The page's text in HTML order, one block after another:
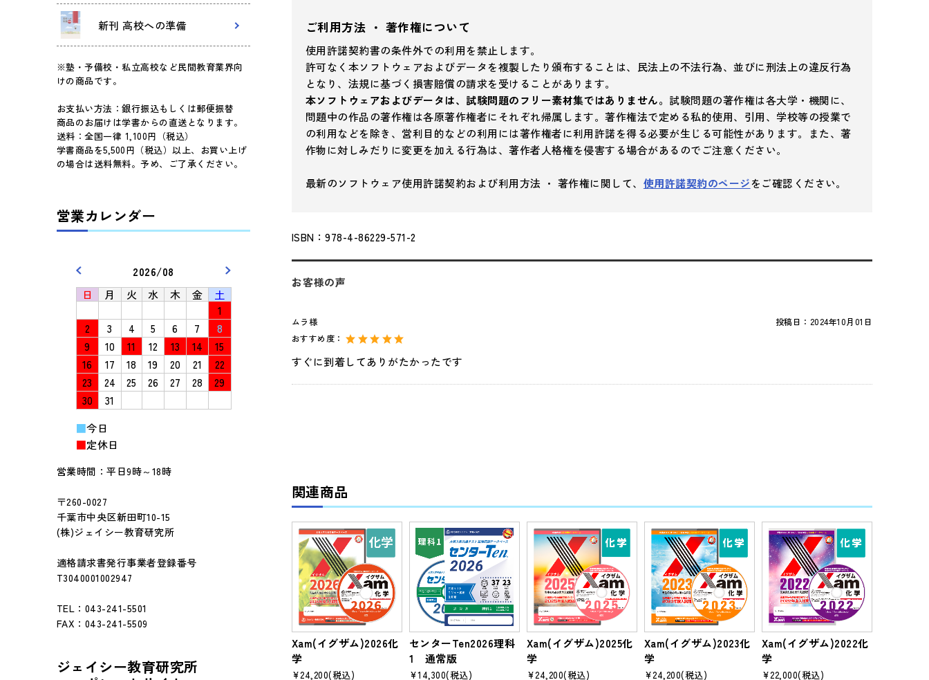
ご利用方法 ・ 著作権について
使用許諾契約書の条件外での利用を禁止します。
許可なく本ソフトウェアおよびデータを複製したり頒布することは、民法上の不法行為、並びに刑法上の違反行為
となり、法規に基づく損害賠償の請求を受けることがあります。
本ソフトウェアおよびデータは、試験問題のフリー素材集ではありません。 試験問題の著作権は各大学・機関に、
問題中の作品の著作権は各原著作権者にそれぞれ帰属します。著作権法で定める私的使用、引用、学校等の授業で
の利用などを除き、営利目的などの利用には著作権者に利用許諾を得る必要が生じる可能性があります。また、著
作物に対しみだりに変更を加える行為は、著作者人格権を侵害する場合があるのでご注意ください。
最新のソフトウェア使用許諾契約および利用方法 ・ 著作権に関して、 使用許諾契約のページをご確認ください。
ISBN：978-4-86229-571-2
お客様の声
ムラ様 投稿日： 2024年10月01日
おすすめ度：
すぐに到着してありがたかったです
関連商品
Xam(イグザム)2026化
学
¥24,200(税込)
センターTen2026理科
1 通常版
¥14,300(税込)
Xam(イグザム)2025化
学
¥24,200(税込)
Xam(イグザム)2023化
学
¥24,200(税込)
Xam(イグザム)2022化
学
¥22,000(税込)
新刊 高校への準備
※塾・予備校・私立高校など民間教育業界向
けの商品です。
お支払い方法：銀行振込もしくは郵便振替
商品のお届けは学書からの直送となります。
送料：全国一律 1,100円（税込）
学書商品を5,500円（税込）以上、お買い上げ
の場合は送料無料。予め、ご了承ください。
営業カレンダー
2026/08
日
月 火 水 木 金
土
1
2
3 4 5 6 7
8
9
10 11 12 13 14
15
16
17 18 19 20 21
22
23
24 25 26 27 28
29
30
31
■今日
■定休日
営業時間：平日9時～18時
〒260-0027
千葉市中央区新田町10-15
(株)ジェイシー教育研究所
適格請求書発行事業者登録番号
T3040001002947
TEL：043-241-5501
FAX：043-241-5509
ジェイシー教育研究所